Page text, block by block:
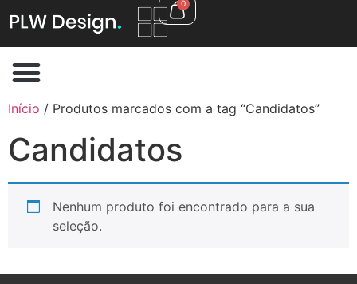
0
Início / Produtos marcados com a tag “Candidatos”
Candidatos
Nenhum produto foi encontrado para a sua
seleção.